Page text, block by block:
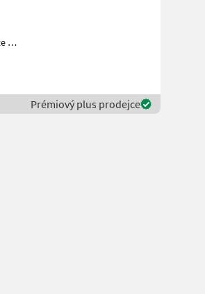
Prémiový plus prodejce